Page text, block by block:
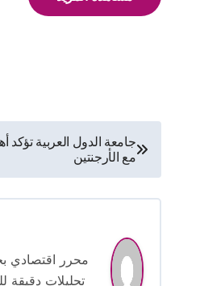
تصفّح
المقالات
جامعة الدول العربية تؤكد
مع الأرجنتين
تحليلات دقيقة